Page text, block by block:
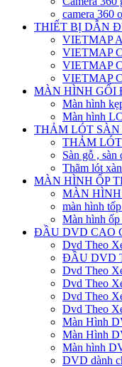
camera 360
THIẾT BỊ DẪN
VIETMAP
VIETMAP
VIETMAP
VIETMAP
MÀN HÌNH GỐI
Màn hình
Màn hình
THẢM LÓT SÀN
THẢM
Sàn gỗ , sàn
Thãm lót
MÀN HÌNH ỐP
MÀN HÌNH
màn hình
Màn hình ốp
ĐẦU DVD CAO
Dvd Theo
ĐẦU DVD
Dvd Theo
Dvd Theo
Dvd Theo
Dvd Theo
Màn Hình
Màn Hình
Màn hình
DVD dành